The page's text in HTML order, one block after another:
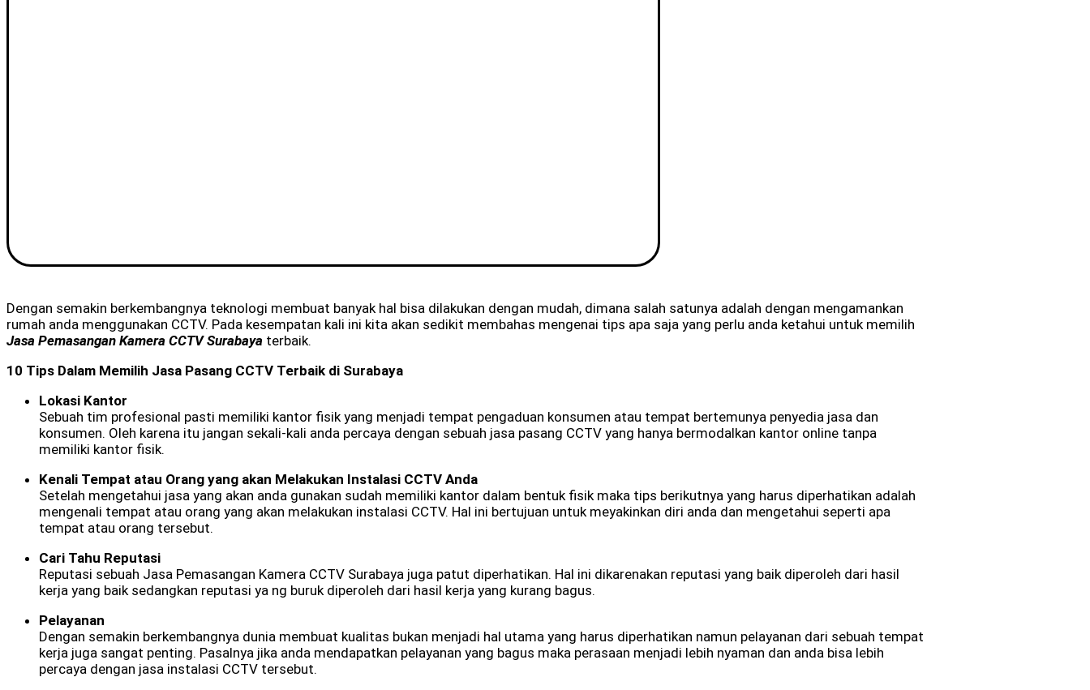
Dengan semakin berkembangnya teknologi membuat banyak hal bisa dilakukan dengan mudah, dimana salah satunya adalah dengan mengamankan
rumah anda menggunakan CCTV. Pada kesempatan kali ini kita akan sedikit membahas mengenai tips apa saja yang perlu anda ketahui untuk memilih
Jasa Pemasangan Kamera CCTV Surabaya terbaik.
10 Tips Dalam Memilih Jasa Pasang CCTV Terbaik di Surabaya
Lokasi Kantor
Sebuah tim profesional pasti memiliki kantor fisik yang menjadi tempat pengaduan konsumen atau tempat bertemunya penyedia jasa dan
konsumen. Oleh karena itu jangan sekali-kali anda percaya dengan sebuah jasa pasang CCTV yang hanya bermodalkan kantor online tanpa
memiliki kantor fisik.
Kenali Tempat atau Orang yang akan Melakukan Instalasi CCTV Anda
Setelah mengetahui jasa yang akan anda gunakan sudah memiliki kantor dalam bentuk fisik maka tips berikutnya yang harus diperhatikan adalah
mengenali tempat atau orang yang akan melakukan instalasi CCTV. Hal ini bertujuan untuk meyakinkan diri anda dan mengetahui seperti apa
tempat atau orang tersebut.
Cari Tahu Reputasi
Reputasi sebuah Jasa Pemasangan Kamera CCTV Surabaya juga patut diperhatikan. Hal ini dikarenakan reputasi yang baik diperoleh dari hasil
kerja yang baik sedangkan reputasi ya ng buruk diperoleh dari hasil kerja yang kurang bagus.
Pelayanan
Dengan semakin berkembangnya dunia membuat kualitas bukan menjadi hal utama yang harus diperhatikan namun pelayanan dari sebuah tempat
kerja juga sangat penting. Pasalnya jika anda mendapatkan pelayanan yang bagus maka perasaan menjadi lebih nyaman dan anda bisa lebih
percaya dengan jasa instalasi CCTV tersebut.